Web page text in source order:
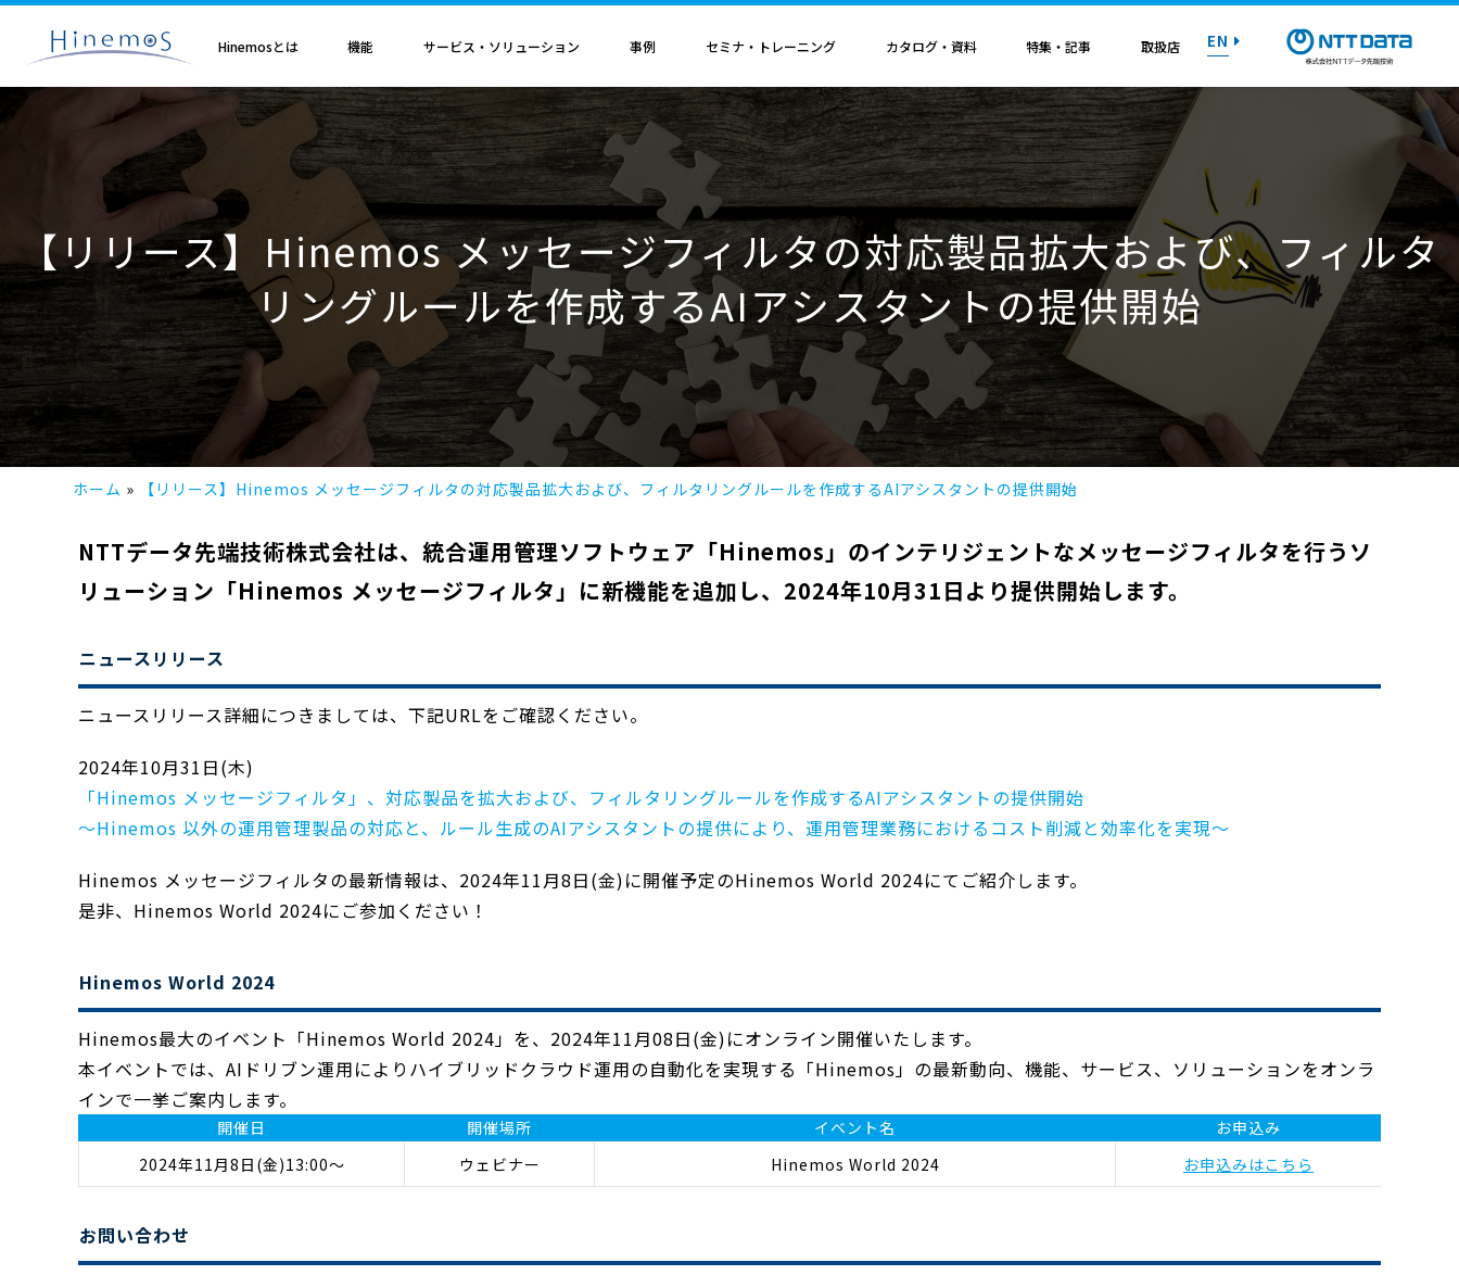
メ
テ
ツ
Hinemosとは
Hinemosとは
歩み・利用実績
Hinemosの利用実績
Hinemosの歩み
導入構成・動作環境
導入構成
動作環境
サポートサイクル
トライアル on AWS
マニュアル
お問い合わせ
機能
共通基本
エンタープライズ
クラウド・VM管理
Hinemos メッセージフィルタ
Hineoms インシデントダッシュボード
Hinemos Migration Assistant
Hinemos AIエージェント
オプション
Hinemos ミッションクリティカルオプション
Hinemos セキュリティ ネットワーク診断オプション
Hinemos セキュリティ アプリケーション診断オプション
トライアル on AWS
マニュアル
お問い合わせ
サービス・ソリューション
サブスクリプション
Hinemosサブスクリプション
サービス
導入設計・構築支援サービス
Hinemosプロフェッショナル QAサービス
バージョンアップ支援サービス
データコンバートサービス
レポートカスタマイズサービス
他製品からの移行サービス
Hinemos インシデントダッシュボード テーブルカスタマイズサービス
Hinemosメッセージフィルタ 導入支援サービス
AI基盤による 異常検知支援サービス
ソリューション
SAP連携ソリューション
SAP HANA運用管理ソリューション
トライアル on AWS
マニュアル
お問い合わせ
事例
電気・ガス業 電気機器
金融・保険業 サービス業
小売業 教育、学習支援業 官公庁・自治体
NTTデータ事例 事例紹介インタビュー資料（PDF）
トライアル on AWS
マニュアル
お問い合わせ
セミナ・トレーニング
Hinemosセミナ
Hinemos World 2026
Hinemosソリューションセミナ2026
Hinemos World 2025
Hinemosソリューションセミナ2025
トレーニング・技術者認定
Hinemosトレーニング
技術者認定プログラム
カレンダ
Hinemosイベントカレンダ
トライアル on AWS
マニュアル
お問い合わせ
カタログ・資料 特集・記事
クラウド運用特集
製品移行特集
AIOps特集
ITSM特集
セキュリティ運用特集
監視特集
ログ管理特集
基盤設定の自動化特集
APM特集
RBA特集
技術情報
Hinemos技術情報
外部サイト公開記事・書籍
記事
Hinemos記事
IT運用管理コラム
トライアル on AWS
マニュアル
お問い合わせ
取扱店
Hinemosアライアンス
Hinemosアライアンスとは
Hinemosアライアンス一覧
取扱店
Hinemos取扱企業一覧
トライアル on AWS
マニュアル
お問い合わせ
EN
【リリース】Hinemos メッセージフィルタの対応製品拡大および、フィルタ
リングルールを作成するAIアシスタントの提供開始
ホーム 【リリース】Hinemos メッセージフィルタの対応製品拡大および、フィルタリングルールを作成するAIアシスタントの提供開始
NTTデータ先端技術株式会社は、統合運用管理ソフトウェア「Hinemos」のインテリジェントなメッセージフィルタを行うソ
リューション「Hinemos メッセージフィルタ」に新機能を追加し、2024年10月31日より提供開始します。
ニュースリリース
ニュースリリース詳細につきましては、下記URLをご確認ください。
2024年10月31日(木)
「Hinemos メッセージフィルタ」、対応製品を拡大および、フィルタリングルールを作成するAIアシスタントの提供開始
～Hinemos 以外の運用管理製品の対応と、ルール生成のAIアシスタントの提供により、運用管理業務におけるコスト削減と効率化を実現～
Hinemos メッセージフィルタの最新情報は、2024年11月8日(金)に開催予定のHinemos World 2024にてご紹介します。
是非、Hinemos World 2024にご参加ください！
Hinemos World 2024
Hinemos最大のイベント「Hinemos World 2024」を、2024年11月08日(金)にオンライン開催いたします。
本イベントでは、AIドリブン運用によりハイブリッドクラウド運用の自動化を実現する「Hinemos」の最新動向、機能、サービス、ソリューションをオンラ
インで一挙ご案内します。
開催日 開催場所 イベント名
お申込み
2024年11月8日(金)13:00～
ウェビナー Hinemos World 2024 お申込みはこちら
お問い合わせ